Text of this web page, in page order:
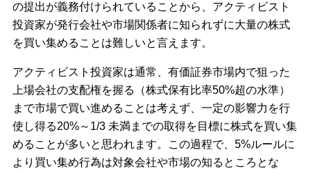
の提出が義務付けられていることから、アクティビスト
投資家が発行会社や市場関係者に知られずに大量の株式
を買い集めることは難しいと言えます。
アクティビスト投資家は通常、有価証券市場内で狙った
上場会社の支配権を握る（株式保有比率50%超の水準）
まで市場で買い進めることは考えず、一定の影響力を行
使し得る20%～1/3 未満までの取得を目標に株式を買い集
めることが多いと思われます。この過程で、5%ルールに
より買い集め行為は対象会社や市場の知るところとな